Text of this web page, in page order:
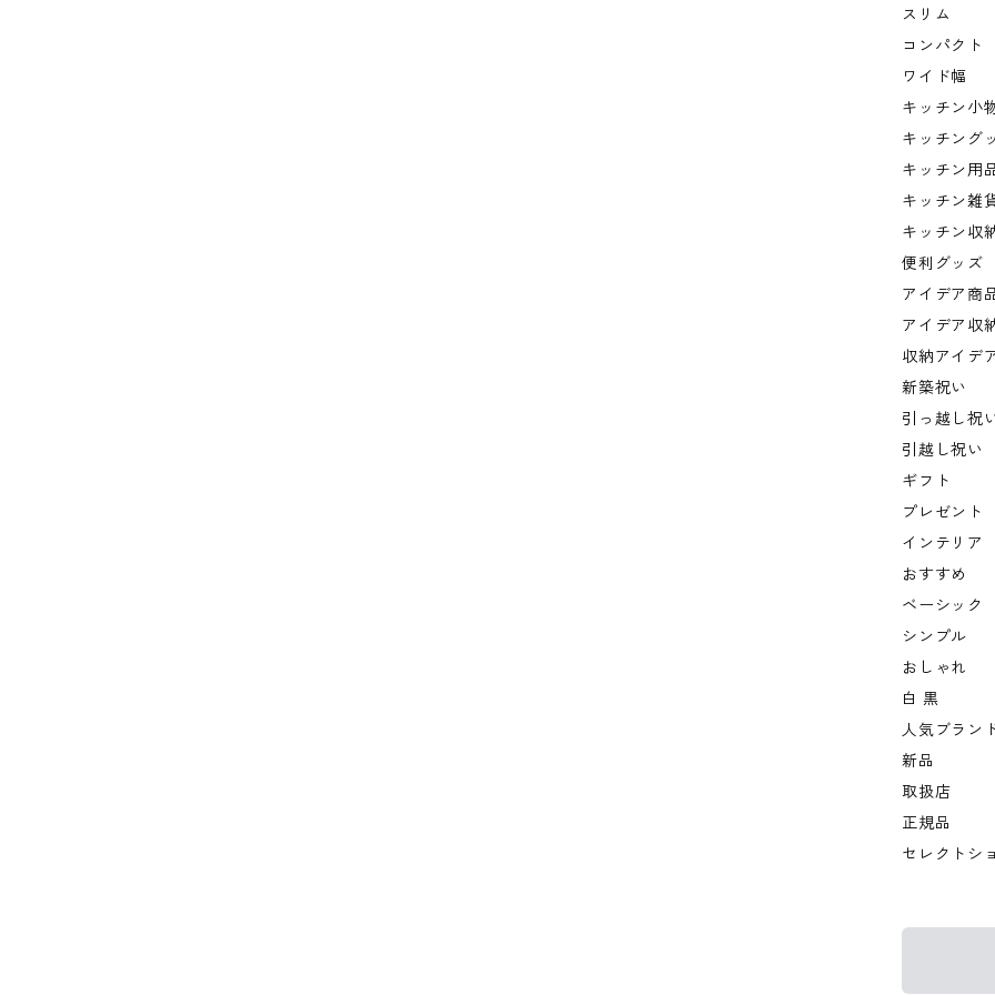
スリム
コンパクト
ワイド幅
キッチン小
キッチング
キッチン用
キッチン雑
キッチン収
便利グッズ
アイデア商
アイデア収
収納アイデ
新築祝い
引っ越し祝
引越し祝い
ギフト
プレゼント
インテリア
おすすめ
ベーシック
シンプル
おしゃれ
白 黒
人気ブラン
新品
取扱店
正規品
セレクトシ